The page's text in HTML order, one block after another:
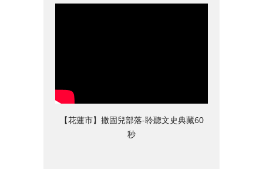
【花蓮市】撒固兒部落-聆聽文史典藏60
秒